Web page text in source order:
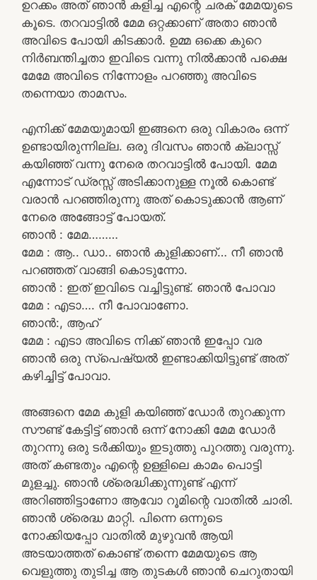
ഉറക്കം അത് ഞാൻ കളിച്ച എന്റെ ചരക് മേമയുടെ
കൂടെ. തറവാട്ടിൽ മേമ ഒറ്റക്കാണ് അതാ ഞാൻ
അവിടെ പോയി കിടക്കാർ. ഉമ്മ ഒക്കെ കുറെ
നിർബന്തിച്ചതാ ഇവിടെ വന്നു നിൽക്കാൻ പക്ഷെ
മേമേ അവിടെ നിന്നോളം പറഞ്ഞു അവിടെ
തന്നെയാ താമസം.
എനിക്ക് മേമയുമായി ഇങ്ങനെ ഒരു വികാരം ഒന്ന്
ഉണ്ടായിരുന്നില്ല. ഒരു ദിവസം ഞാൻ ക്ലാസ്സ്‌
കയിഞ്ഞ് വന്നു നേരെ തറവാട്ടിൽ പോയി. മേമ
എന്നോട് ഡ്രസ്സ്‌ അടിക്കാനുള്ള നൂൽ കൊണ്ട്
വരാൻ പറഞ്ഞിരുന്നു അത് കൊടുക്കാൻ ആണ്
നേരെ അങ്ങോട്ട് പോയത്.
ഞാൻ : മേമ………
മേമ : ആ.. ഡാ.. ഞാൻ കുളിക്കാണ്… നീ ഞാൻ
പറഞ്ഞത് വാങ്ങി കൊടുന്നോ.
ഞാൻ : ഇത് ഇവിടെ വച്ചിട്ടുണ്ട്. ഞാൻ പോവാ
മേമ : എടാ…. നീ പോവാണോ.
ഞാൻ:, ആഹ്
മേമ : എടാ അവിടെ നിക്ക് ഞാൻ ഇപ്പോ വര
ഞാൻ ഒരു സ്പെഷ്യൽ ഇണ്ടാക്കിയിട്ടുണ്ട് അത്
കഴിച്ചിട്ട് പോവാ.
അങ്ങനെ മേമ കുളി കയിഞ്ഞ് ഡോർ തുറക്കുന്ന
സൗണ്ട് കേട്ടിട്ട് ഞാൻ ഒന്ന് നോക്കി മേമ ഡോർ
തുറന്നു ഒരു ടർക്കിയും ഇടുത്തു പുറത്തു വരുന്നു.
അത് കണ്ടതും എന്റെ ഉള്ളിലെ കാമം പൊട്ടി
മുളച്ചു. ഞാൻ ശ്രെദ്ധിക്കുന്നുണ്ട് എന്ന്
അറിഞ്ഞിട്ടാണോ ആവോ റൂമിന്റെ വാതിൽ ചാരി.
ഞാൻ ശ്രെദ്ധ മാറ്റി. പിന്നെ ഒന്നുടെ
നോക്കിയപ്പോ വാതിൽ മുഴുവൻ ആയി
അടയാത്തത് കൊണ്ട് തന്നെ മേമയുടെ ആ
വെളുത്തു തുടിച്ച ആ തുടകൾ ഞാൻ ചെറുതായി